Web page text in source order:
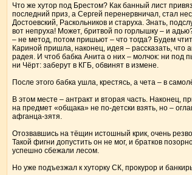
Что же хутор под Брестом? Как банный лист
последний приз, а Сергей перенервничал, стал
Достоевский, Раскольников и старуха. Знать,
вот непруха! Может, бритвой по горлышку – и
– не метод, потом пришьют – что тогда? Будем
Кариной пришла, наконец, идея – рассказать, что
радея. И чтоб бабка Анита о них – молчок: ни под
ни Чёрт: заберут в КГБ, обвинят в измене.
После этого бабка ушла, крестясь, а чета – в
В этом месте – антракт и вторая часть. Наконец,
на предмет «общака» не по-детски взять, но –
афганца-зятя.
Отозвавшись на тёщин истошный крик, очень
Такой фигни допустить он не мог, и братков
успешно сбежали лесом.
Но уже подъезжал к хуторку СК, прокурор и